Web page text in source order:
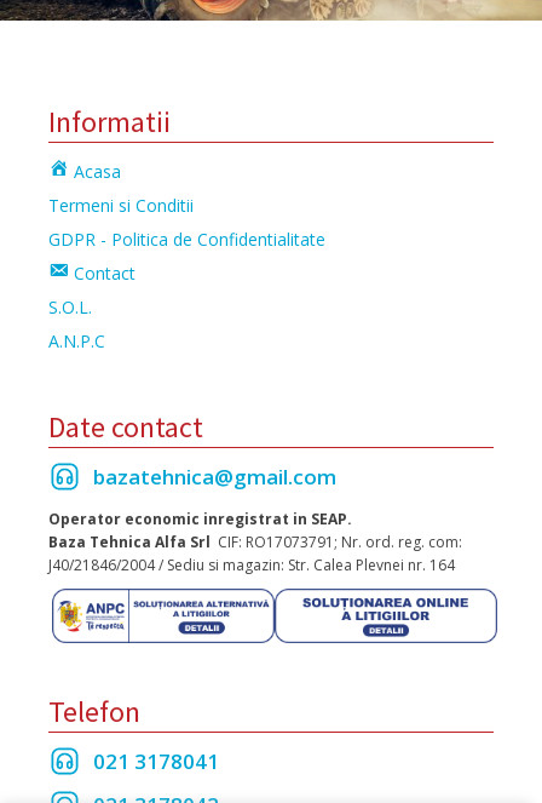
Informatii
Acasa
Termeni si Conditii
GDPR - Politica de Confidentialitate
Contact
S.O.L.
A.N.P.C
Date contact
bazatehnica@gmail.com
Operator economic inregistrat in SEAP.
Baza Tehnica Alfa Srl CIF: RO17073791; Nr. ord. reg. com:
J40/21846/2004 / Sediu si magazin: Str. Calea Plevnei nr. 164
Telefon
021 3178041